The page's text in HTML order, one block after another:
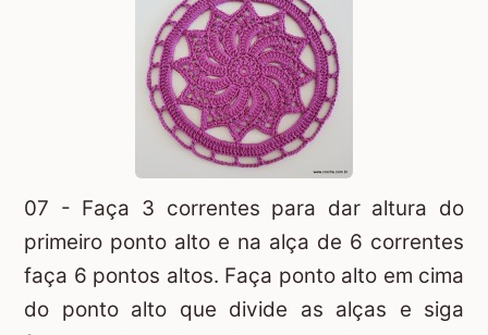
07 - Faça 3 correntes para dar altura do
primeiro ponto alto e na alça de 6 correntes
faça 6 pontos altos. Faça ponto alto em cima
do ponto alto que divide as alças e siga